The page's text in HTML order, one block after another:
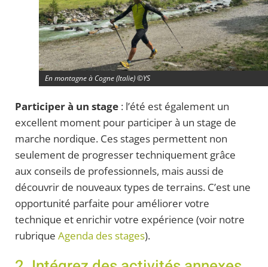
En montagne à Cogne (Italie) ©YS
Participer à un stage : l’été est également un
excellent moment pour participer à un stage de
marche nordique. Ces stages permettent non
seulement de progresser techniquement grâce
aux conseils de professionnels, mais aussi de
découvrir de nouveaux types de terrains. C’est une
opportunité parfaite pour améliorer votre
technique et enrichir votre expérience (voir notre
rubrique Agenda des stages).